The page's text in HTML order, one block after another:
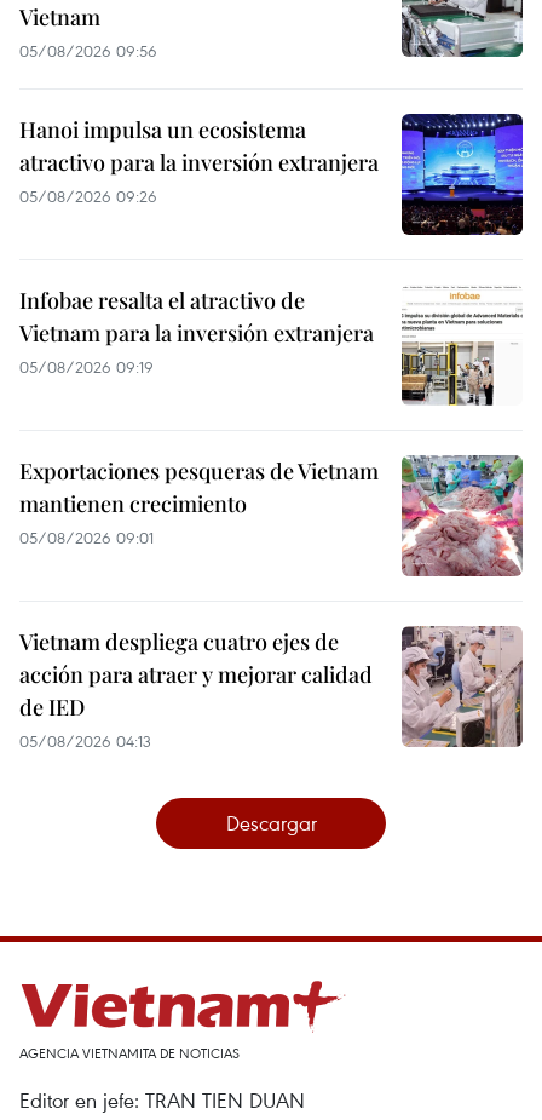
Vietnam
05/08/2026 09:56
Hanoi impulsa un ecosistema
atractivo para la inversión extranjera
05/08/2026 09:26
Infobae resalta el atractivo de
Vietnam para la inversión extranjera
05/08/2026 09:19
Exportaciones pesqueras de Vietnam
mantienen crecimiento
05/08/2026 09:01
Vietnam despliega cuatro ejes de
acción para atraer y mejorar calidad
de IED
05/08/2026 04:13
Descargar
AGENCIA VIETNAMITA DE NOTICIAS
Editor en jefe: TRAN TIEN DUAN